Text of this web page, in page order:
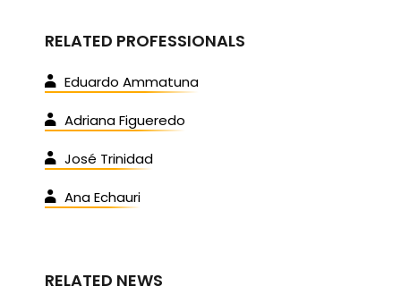
RELATED PROFESSIONALS
Eduardo Ammatuna
Adriana Figueredo
José Trinidad
Ana Echauri
RELATED NEWS